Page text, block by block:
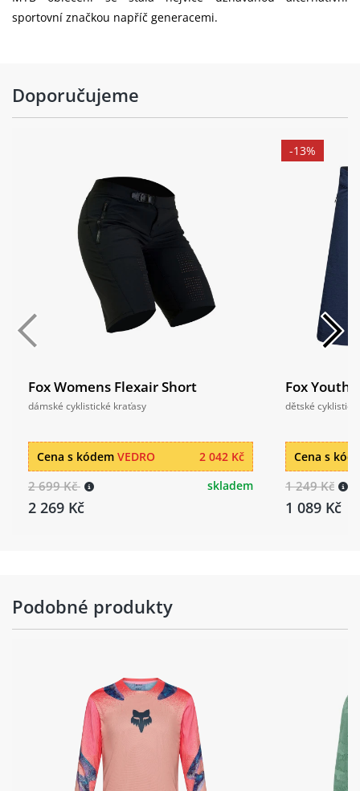
sportovní značkou napříč generacemi.
Doporučujeme
Fox Womens Flexair Short
dámské cyklistické kraťasy
2 042 Kč
Cena s kódem VEDRO
2 699 Kč
2 269 Kč
skladem
-13%
Fox Youth
dětské
Cena s
1 249 Kč
1 089 Kč
Podobné produkty